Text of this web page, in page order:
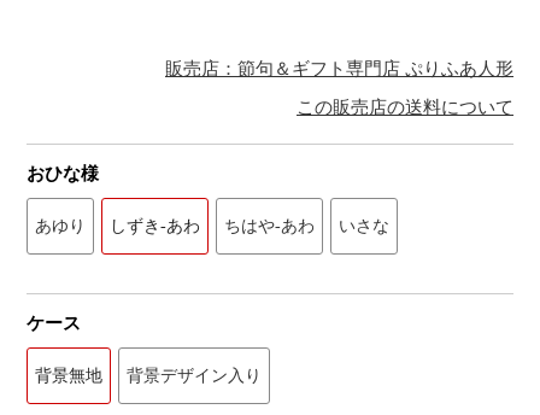
販売店：節句＆ギフト専門店 ぷりふあ人形
この販売店の送料について
おひな様
あゆり しずき-あわ ちはや-あわ いさな
ケース
背景無地 背景デザイン入り